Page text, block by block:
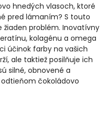
hnedých vlasoch, ktoré
pred lámaním? S touto
problém. Inovatívny
kolagénu a omega
účinok farby na vašich
ale taktiež posilňuje ich
silné, obnovené a
čokoládovo